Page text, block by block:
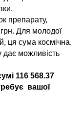
препарату,
Для молодої
ця сума космічна.
можливість
116 568.37
вашої